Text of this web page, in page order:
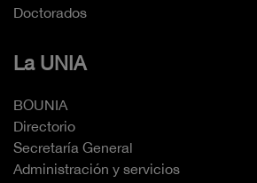
Doctorados
La UNIA
BOUNIA
Directorio
Secretaría General
Administración y servicios